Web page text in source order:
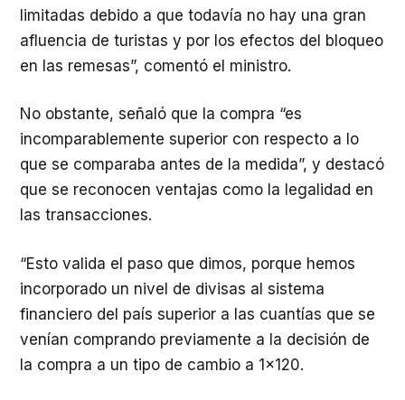
limitadas debido a que todavía no hay una gran
afluencia de turistas y por los efectos del bloqueo
en las remesas”, comentó el ministro.
No obstante, señaló que la compra “es
incomparablemente superior con respecto a lo
que se comparaba antes de la medida”, y destacó
que se reconocen ventajas como la legalidad en
las transacciones.
“Esto valida el paso que dimos, porque hemos
incorporado un nivel de divisas al sistema
financiero del país superior a las cuantías que se
venían comprando previamente a la decisión de
la compra a un tipo de cambio a 1×120.